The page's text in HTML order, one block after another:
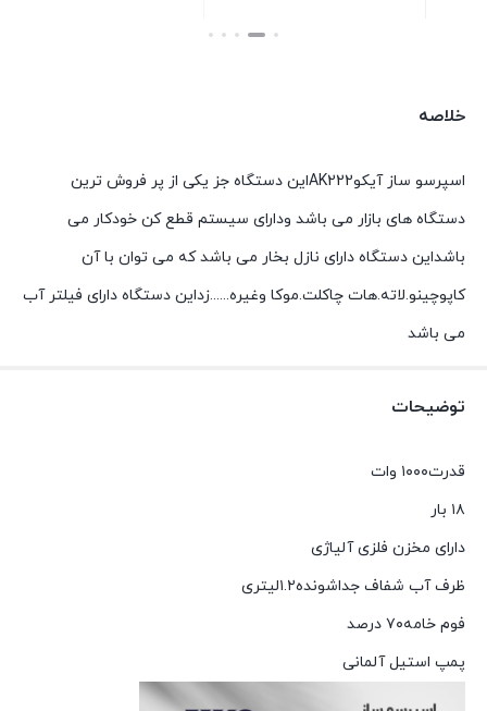
بستن
خلاصه
اسپرسو ساز آیکوAK222این دستگاه جز یکی از پر فروش ترین
دستگاه های بازار می باشد ودارای سیستم قطع کن خودکار می
باشداین دستگاه دارای نازل بخار می باشد که می توان با آن
کاپوچینو.لاته.هات چاکلت.موکا وغیره......زداین دستگاه دارای فیلتر آب
می باشد
توضیحات
قدرت۱۰۰۰ وات
۱۸ بار
دارای مخزن فلزی آلیاژی
ظرف آب شفاف جداشونده۱.۲لیتری
فوم خامه۷۰ درصد
پمپ استیل آلمانی